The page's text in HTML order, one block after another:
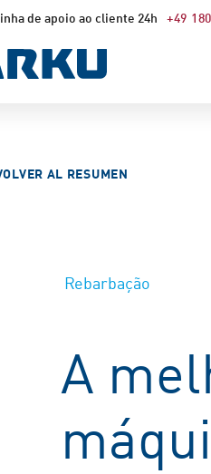
de apoio ao cliente 24h +49
AL RESUMEN
Rebarbação
A